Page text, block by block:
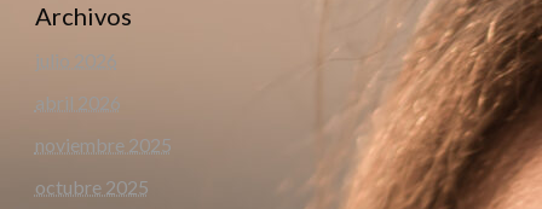
Archivos
julio 2026
abril 2026
noviembre 2025
octubre 2025